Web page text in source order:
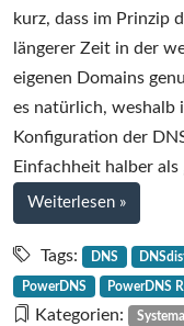
mit
und
Docker
–
Teil
3:
Betrieb
in
der
weiten
kurz, dass im Prinzip
längerer Zeit in der
eigenen Domains
es natürlich, weshalb
Konfiguration der
Einfachheit halber als
Weiterlesen bei
Ein
DNS-
Server
mit
»
Tags: DNS
PowerDNS PowerDNS
Kategorien: